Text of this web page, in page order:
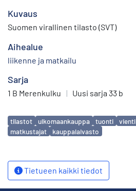
Kuvaus
Suomen virallinen tilasto (SVT)
Aihealue
liikenne ja matkailu
Sarja
1 B Merenkulku | Uusi sarja 33 b
Avainsanat
tilastot ulkomaankauppa tuonti vienti
matkustajat
kauppalaivasto
Tietueen kaikki tiedot